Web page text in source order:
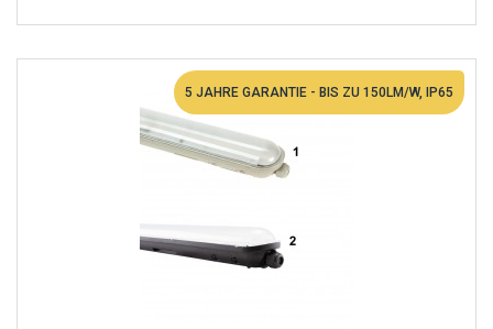
5 JAHRE GARANTIE - BIS ZU 150LM/W, IP65